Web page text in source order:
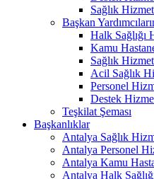
Sağlık
Başkan
Halk Sağlığı
Kamu
Sağlık
Acil Sağlık
Personel
Destek
Teşkilat Şeması
Başkanlıklar
Antalya Sağlık
Antalya Personel
Antalya Kamu
Antalya Halk